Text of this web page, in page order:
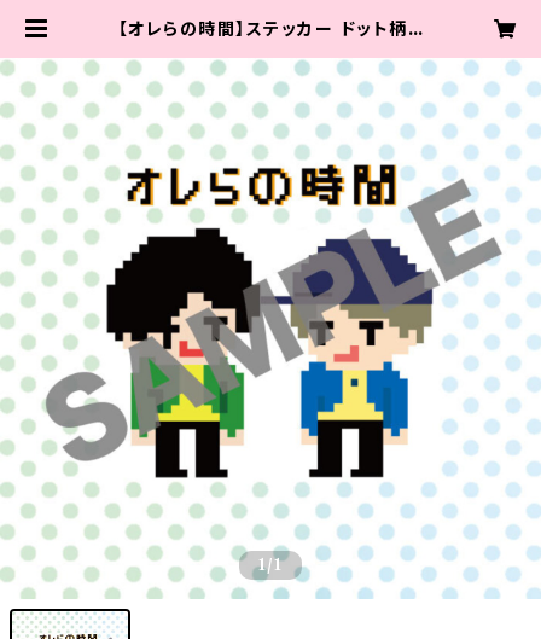
【オレらの時間】ステッカー ドット柄V
1/1